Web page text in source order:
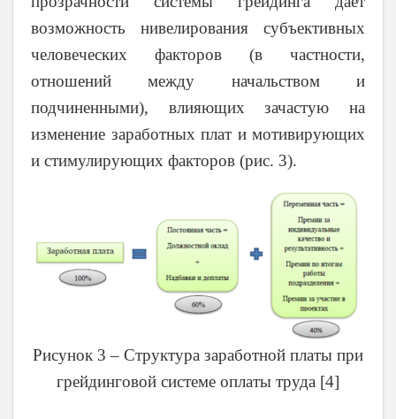
возможность нивелирования субъективных
человеческих факторов (в частности,
отношений между начальством и
подчиненными), влияющих зачастую на
изменение заработных плат и мотивирующих
и стимулирующих факторов (рис. 3).
Рисунок 3 – Структура заработной платы при
грейдинговой системе оплаты труда [4]